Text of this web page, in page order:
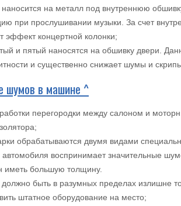
наносится на металл под внутреннюю
при прослушивании музыки. За счет
эффект концертной колонки;
и пятый наносятся на обшивку двери.
и существенно снижает шумы и
шумов в машине ^
перегородки между салоном и
обрабатываются двумя видами
воспринимает значительные
иметь большую толщину.
должно быть в разумных пределах излишне
штатное оборудование на место;